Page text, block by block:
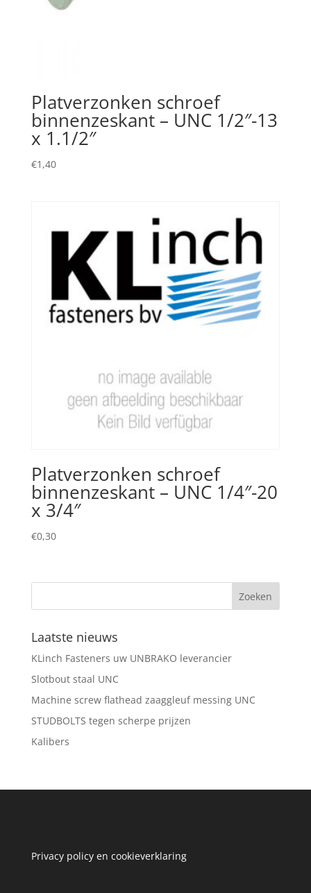
Platverzonken schroef
binnenzeskant – UNC 1/2″-13
x 1.1/2″
€1,40
Platverzonken schroef
binnenzeskant – UNC 1/4″-20
x 3/4″
€0,30
Laatste nieuws
KLinch Fasteners uw UNBRAKO leverancier
Slotbout staal UNC
Machine screw flathead zaaggleuf messing UNC
STUDBOLTS tegen scherpe prijzen
Kalibers
Privacy policy en cookieverklaring